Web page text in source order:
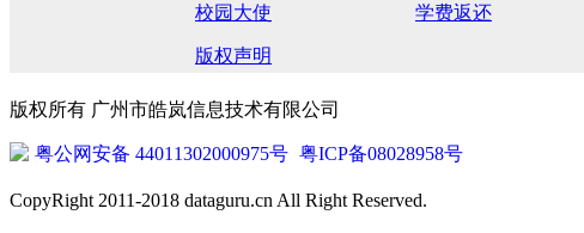
校园大使 学费返还
版权声明
版权所有 广州市皓岚信息技术有限公司
粤公网安备 44011302000975号 粤ICP备08028958号
CopyRight 2011-2018 dataguru.cn All Right Reserved.